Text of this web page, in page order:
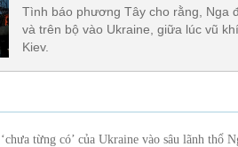
Tình báo phương Tây cho rằng, Nga
và trên bộ vào Ukraine, giữa lúc vũ
Kiev.
từng có’ của Ukraine vào sâu lãnh thổ